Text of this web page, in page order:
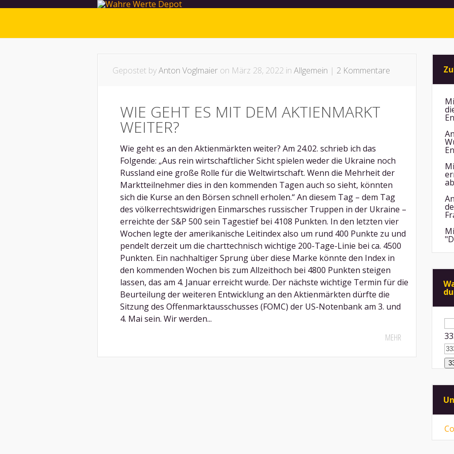
Gepostet byAnton Voglmaier on März 28, 2022 in Allgemein | 2 Kommentare
WIE GEHT ES MIT DEM AKTIENMARKT
WEITER?
Wie geht es an den Aktienmärkten weiter? Am 24.02. schrieb ich das
Folgende: „Aus rein wirtschaftlicher Sicht spielen weder die Ukraine noch
Russland eine große Rolle für die Weltwirtschaft. Wenn die Mehrheit der
Marktteilnehmer dies in den kommenden Tagen auch so sieht, könnten
sich die Kurse an den Börsen schnell erholen.“ An diesem Tag – dem Tag
des völkerrechtswidrigen Einmarsches russischer Truppen in der Ukraine –
erreichte der S&P 500 sein Tagestief bei 4108 Punkten. In den letzten vier
Wochen legte der amerikanische Leitindex also um rund 400 Punkte zu und
pendelt derzeit um die charttechnisch wichtige 200-Tage-Linie bei ca. 4500
Punkten. Ein nachhaltiger Sprung über diese Marke könnte den Index in
den kommenden Wochen bis zum Allzeithoch bei 4800 Punkten steigen
lassen, das am 4. Januar erreicht wurde. Der nächste wichtige Termin für die
Beurteilung der weiteren Entwicklung an den Aktienmärkten dürfte die
Sitzung des Offenmarktausschusses (FOMC) der US-Notenbank am 3. und
4. Mai sein. Wir werden...
MEHR